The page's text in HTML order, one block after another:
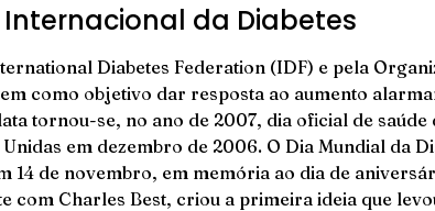
Internacional da Diabetes
Diabetes Federation (IDF) e pela
como objetivo dar resposta ao aumento
tornou-se, no ano de 2007, dia oficial de saúde
em dezembro de 2006. O Dia Mundial da
14 de novembro, em memória ao dia de
com Charles Best, criou a primeira ideia que